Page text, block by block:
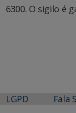
6300. O sigilo é
LGPD Fala